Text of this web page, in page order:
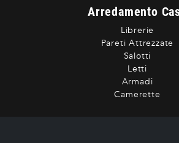
Arredamento
Librerie
Pareti Attrezzate
Salotti
Letti
Armadi
Camerette